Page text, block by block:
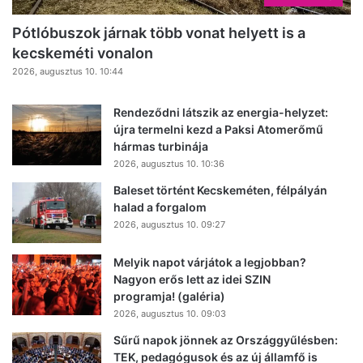
Pótlóbuszok járnak több vonat helyett is a
kecskeméti vonalon
2026, augusztus 10. 10:44
Rendeződni látszik az energia-helyzet:
újra termelni kezd a Paksi Atomerőmű
hármas turbinája
2026, augusztus 10. 10:36
Baleset történt Kecskeméten, félpályán
halad a forgalom
2026, augusztus 10. 09:27
Melyik napot várjátok a legjobban?
Nagyon erős lett az idei SZIN
programja! (galéria)
2026, augusztus 10. 09:03
Sűrű napok jönnek az Országgyűlésben:
TEK, pedagógusok és az új államfő is